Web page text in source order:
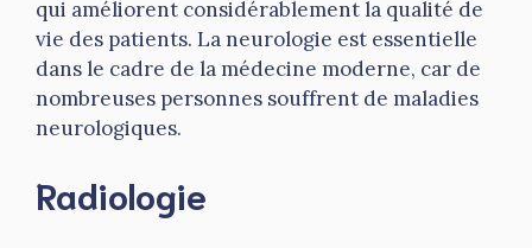
qui améliorent considérablement la qualité de
vie des patients. La neurologie est essentielle
dans le cadre de la médecine moderne, car de
nombreuses personnes souffrent de maladies
neurologiques.
Radiologie